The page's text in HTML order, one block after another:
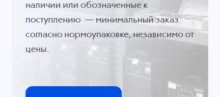
наличии или обозначенные к
поступлению — минимальный заказ
согласно нормоупаковке, независимо от
цены.